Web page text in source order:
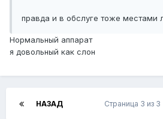
правда и в обслуге тоже местами
Нормальный аппарат
я довольный как слон
НАЗАД Страница 3 из 3